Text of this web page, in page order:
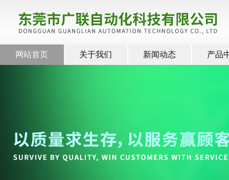
网站首页 关于我们 新闻动态 产品